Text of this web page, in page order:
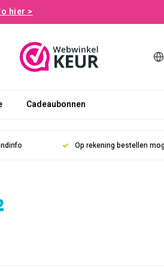
hier >
Cadeaubonnen
Op rekening bestellen